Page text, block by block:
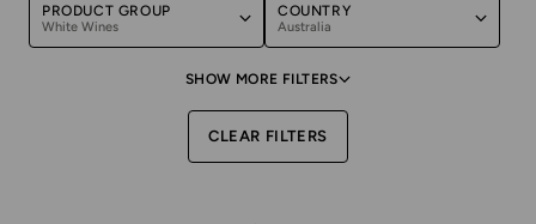
PRODUCT GROUP
White Wines
COUNTRY
Australia
SHOW MORE FILTERS
CLEAR FILTERS